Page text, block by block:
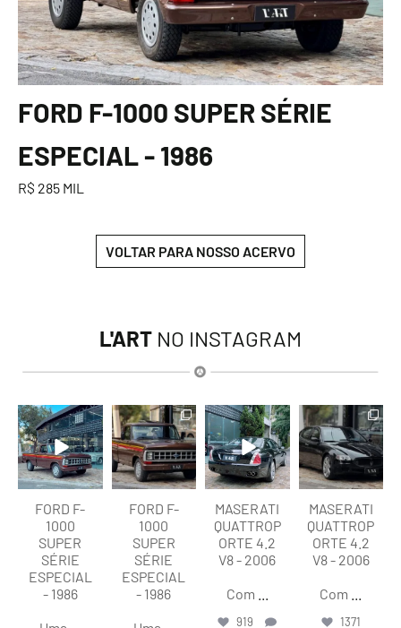
FORD F-1000 SUPER SÉRIE
ESPECIAL - 1986
R$ 285 MIL
VOLTAR PARA NOSSO ACERVO
L'ART NO INSTAGRAM
lart.br
Ago 7
FORD F-
1000
SUPER
SÉRIE
ESPECIAL
- 1986
lart.br
Ago 7
FORD F-
1000
SUPER
SÉRIE
ESPECIAL
- 1986
lart.br
Ago 6
MASERATI
QUATTROP
ORTE 4.2
V8 - 2006
Com
919
lart.br
Ago 6
MASERATI
QUATTROP
ORTE 4.2
V8 - 2006
Com
1371